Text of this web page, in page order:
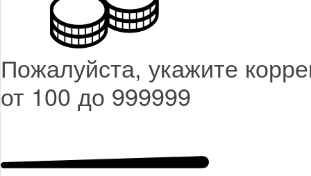
Пожалуйста, укажите
от 100 до 999999